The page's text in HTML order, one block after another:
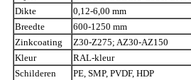
Dikte
0,12-6,00 mm
Breedte
600-1250 mm
Zinkcoating
Z30-Z275; AZ30-AZ150
Kleur
RAL-kleur
Schilderen
PE, SMP, PVDF, HDP